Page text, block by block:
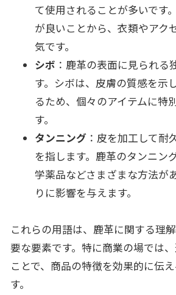
て使用されることが多いです
が良いことから、衣類やアク
気です。
シボ ：鹿革の表面に見られる
す。シボは、皮膚の質感を示
るため、個々のアイテムに特
す。
タンニング：皮を加工して耐
を指します。鹿革のタンニン
学薬品などさまざまな方法が
りに影響を与えます。
これらの用語は、鹿革に関する理
要な要素です。特に商業の場では
ことで、商品の特徴を効果的に伝
す。